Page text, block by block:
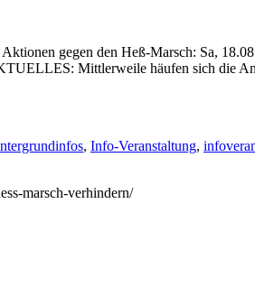
gegen den Heß-Marsch: Sa,
Mittlerweile häufen sich die
, Info-Veranstaltung,
marsch-verhindern/